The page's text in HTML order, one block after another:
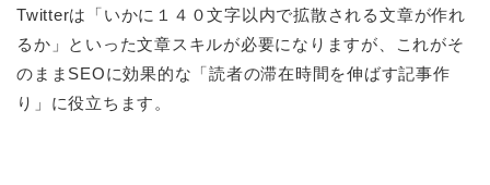
Twitterは「いかに１４０文字以内で拡散される文章が作れ
るか」といった文章スキルが必要になりますが、これがそ
のままSEOに効果的な「読者の滞在時間を伸ばす記事作
り」に役立ちます。